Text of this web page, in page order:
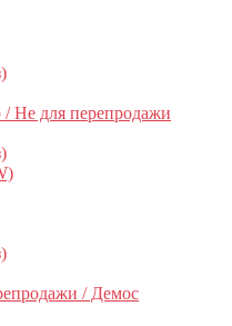
/ Не для перепродажи
/ Демос